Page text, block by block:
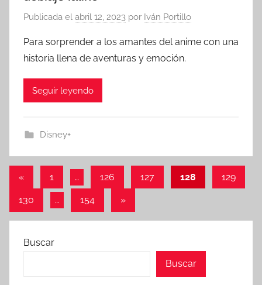
Publicada el abril 12, 2023 por Iván Portillo
Para sorprender a los amantes del anime con una
historia llena de aventuras y emoción.
Seguir leyendo
Disney+
Paginación
de
entradas
«Entradas
anteriores
1 … 126 127 128 129
130 … 154
Entradas
siguientes
»
Buscar
Buscar